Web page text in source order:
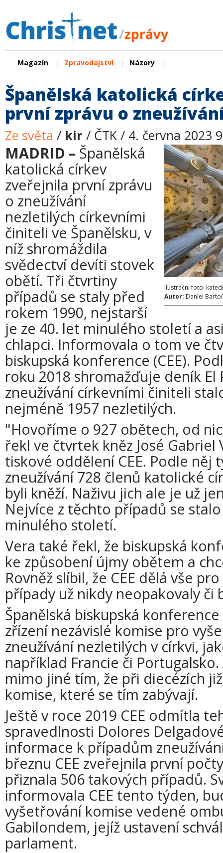
Magazín Zpravodajství Názory
Španělská katolická
první zprávu o
Ze světa / kir / ČTK / 4. června 2023
Ilustrační foto:
Autor: Daniel
MADRID – Španělská
katolická církev
zveřejnila první zprávu
o zneužívání
nezletilých církevními
činiteli ve Španělsku, v
níž shromáždila
svědectví devíti stovek
obětí. Tři čtvrtiny
případů se staly před
rokem 1990, nejstarší
je ze 40. let minulého století a
chlapci. Informovala o tom ve
biskupská konference (CEE).
roku 2018 shromažďuje deník El
zneužívání církevními činiteli
nejméně 1957 nezletilých.
"Hovoříme o 927 obětech, od
řekl ve čtvrtek kněz José Gabriel
tiskové oddělení CEE. Podle něj
zneužívání 728 členů katolické
byli kněží. Naživu jich ale je už
Nejvíce z těchto případů se
minulého století.
Vera také řekl, že biskupská
ke způsobení újmy obětem a
Rovněž slíbil, že CEE dělá vše
případy už nikdy neopakovaly či
Španělská biskupská
zřízení nezávislé komise pro
zneužívání nezletilých v církvi,
například Francie či
mimo jiné tím, že při diecézích
komise, které se tím zabývají.
Ještě v roce 2019 CEE odmítla
spravedlnosti Dolores
informace k případům
březnu CEE zveřejnila první
přiznala 506 takových případů.
informovala CEE tento týden,
vyšetřování komise vedené
Gabilondem, jejíž ustavení
parlament.